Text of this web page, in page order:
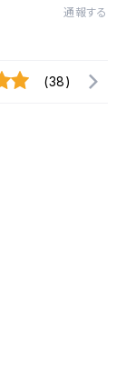
通報する
(38)